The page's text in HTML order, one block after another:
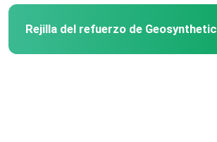
Rejilla del refuerzo de Geosynthetic